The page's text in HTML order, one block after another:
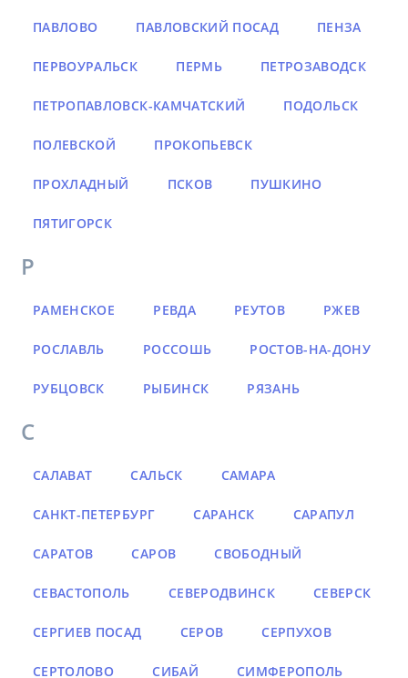
ПАВЛОВО ПАВЛОВСКИЙ ПОСАД ПЕНЗА
ПЕРВОУРАЛЬСК ПЕРМЬ ПЕТРОЗАВОДСК
ПЕТРОПАВЛОВСК-КАМЧАТСКИЙ ПОДОЛЬСК
ПОЛЕВСКОЙ ПРОКОПЬЕВСК
ПРОХЛАДНЫЙ ПСКОВ ПУШКИНО
ПЯТИГОРСК
Р
РАМЕНСКОЕ РЕВДА РЕУТОВ РЖЕВ
РОСЛАВЛЬ РОССОШЬ РОСТОВ-НА-ДОНУ
РУБЦОВСК РЫБИНСК РЯЗАНЬ
С
САЛАВАТ САЛЬСК САМАРА
САНКТ-ПЕТЕРБУРГ САРАНСК САРАПУЛ
САРАТОВ САРОВ СВОБОДНЫЙ
СЕВАСТОПОЛЬ СЕВЕРОДВИНСК СЕВЕРСК
СЕРГИЕВ ПОСАД СЕРОВ СЕРПУХОВ
СЕРТОЛОВО СИБАЙ СИМФЕРОПОЛЬ